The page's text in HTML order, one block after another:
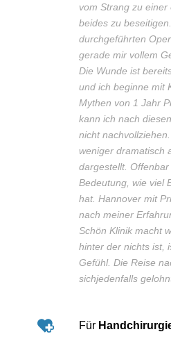
vom Strang zu
beides zu
durchgeführten
gerade mir vollem
Die Wunde ist
und ich beginne mit
Mythen von 1 Jahr
kann ich nach
nicht
weniger dramatisch
dargestellt.
Bedeutung, wie viel
hat. Hannover mit
nach meiner
Schön Klinik macht
hinter der nichts ist,
Gefühl. Die Reise
sichjedenfalls
Für